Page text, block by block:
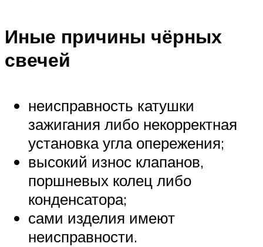
Иные причины чёрных
свечей
неисправность катушки
зажигания либо некорректная
установка угла опережения;
высокий износ клапанов,
поршневых колец либо
конденсатора;
сами изделия имеют
неисправности.